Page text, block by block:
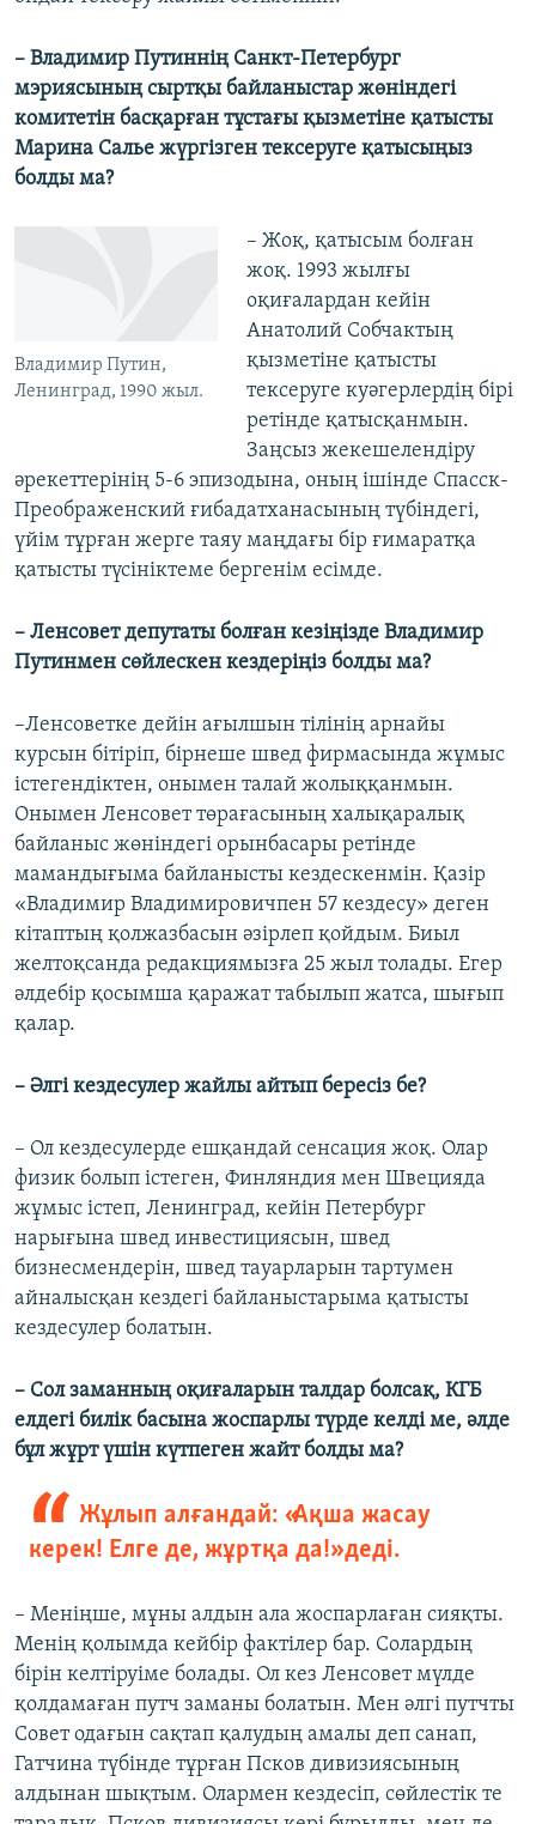
– Владимир Путиннің Санкт-Петербург
мэриясының сыртқы байланыстар жөніндегі
комитетін басқарған тұстағы қызметіне қатысты
Марина Салье жүргізген тексеруге қатысыңыз
болды ма?
Владимир Путин,
Ленинград, 1990 жыл.
– Жоқ, қатысым болған
жоқ. 1993 жылғы
оқиғалардан кейін
Анатолий Собчактың
қызметіне қатысты
тексеруге куәгерлердің бірі
ретінде қатысқанмын.
Заңсыз жекешелендіру
әрекеттерінің 5-6 эпизодына, оның ішінде Спасск-
Преображенский ғибадатханасының түбіндегі,
үйім тұрған жерге таяу маңдағы бір ғимаратқа
қатысты түсініктеме бергенім есімде.
– Ленсовет депутаты болған кезіңізде Владимир
Путинмен сөйлескен кездеріңіз болды ма?
–Ленсоветке дейін ағылшын тілінің арнайы
курсын бітіріп, бірнеше швед фирмасында жұмыс
істегендіктен, онымен талай жолыққанмын.
Онымен Ленсовет төрағасының халықаралық
байланыс жөніндегі орынбасары ретінде
мамандығыма байланысты кездескенмін. Қазір
«Владимир Владимировичпен 57 кездесу» деген
кітаптың қолжазбасын әзірлеп қойдым. Биыл
желтоқсанда редакциямызға 25 жыл толады. Егер
әлдебір қосымша қаражат табылып жатса, шығып
қалар.
– Әлгі кездесулер жайлы айтып бересіз бе?
– Ол кездесулерде ешқандай сенсация жоқ. Олар
физик болып істеген, Финляндия мен Швецияда
жұмыс істеп, Ленинград, кейін Петербург
нарығына швед инвестициясын, швед
бизнесмендерін, швед тауарларын тартумен
айналысқан кездегі байланыстарыма қатысты
кездесулер болатын.
– Сол заманның оқиғаларын талдар болсақ, КГБ
елдегі билік басына жоспарлы түрде келді ме, әлде
бұл жұрт үшін күтпеген жайт болды ма?
Жұлып алғандай: «Ақша жасау
керек! Елге де, жұртқа да!» деді.
– Меніңше, мұны алдын ала жоспарлаған сияқты.
Менің қолымда кейбір фактілер бар. Солардың
бірін келтіруіме болады. Ол кез Ленсовет мүлде
қолдамаған путч заманы болатын. Мен әлгі путчты
Совет одағын сақтап қалудың амалы деп санап,
Гатчина түбінде тұрған Псков дивизиясының
алдынан шықтым. Олармен кездесіп, сөйлестік те